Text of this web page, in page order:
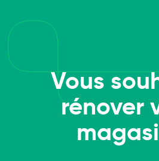
Vous
rénover